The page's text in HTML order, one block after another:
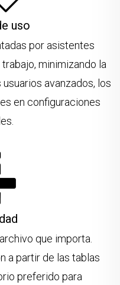
uso
por asistentes
minimizando la
avanzados, los
en configuraciones
que importa.
a partir de las tablas
preferido para